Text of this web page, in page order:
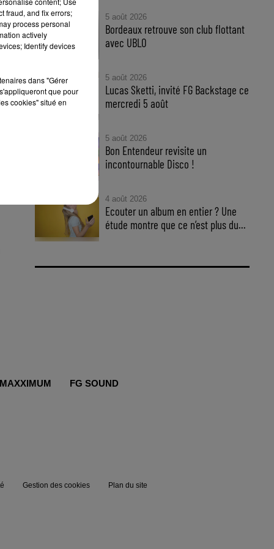
5 août 2026
Bordeaux retrouve son club flottant
avec UBLO
5 août 2026
Lucas Sketti, invité FG Backstage ce
mercredi 5 août
5 août 2026
Bon Entendeur revisite un
incontournable Disco !
4 août 2026
Ecouter un album en entier ? Une
étude montre que ce n’est plus du...
MAXXIMUM FG SOUND
Gestion des cookies Plan du site
fraud, and fix errors;
process personal
actively
Identify devices
dans "Gérer
que pour
cookies" situé en